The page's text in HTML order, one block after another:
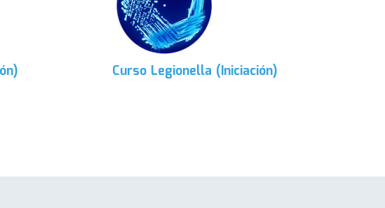
Curso Legionella (Iniciación)